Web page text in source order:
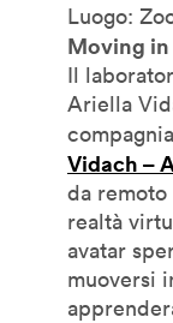
Luogo:
Moving in
Il
Ariella
Vidach –
da
realtà
avatar
muoversi